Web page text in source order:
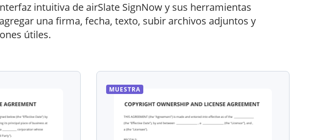
intuitiva de airSlate SignNow y sus herramientas
una firma, fecha, texto, subir archivos adjuntos y
útiles.
MUESTRA